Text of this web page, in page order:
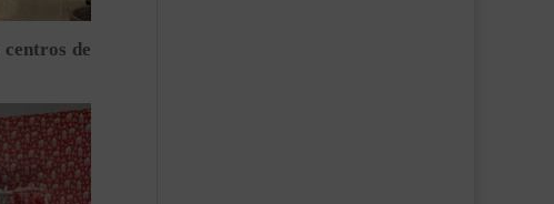
centros de